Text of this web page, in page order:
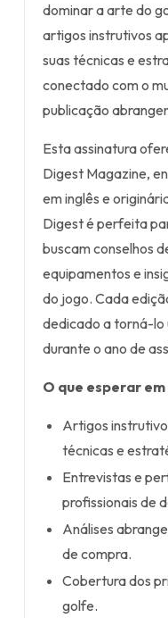
dominar a arte do
artigos instrutivos
suas técnicas e
conectado com o
publicação
Esta assinatura
Digest Magazine,
em inglês e
Digest é perfeita
buscam conselhos
equipamentos e
do jogo. Cada
dedicado a torná-lo
durante o ano de
O que esperar
Artigos
técnicas e
Entrevistas e
profissionais de
Análises
de compra.
Cobertura dos
golfe.